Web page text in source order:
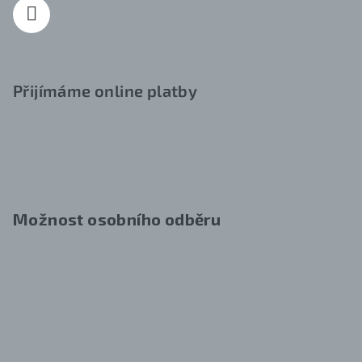
Přijímáme online platby
Možnost osobního odběru